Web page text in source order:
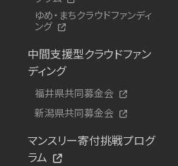
ゆめ・まちクラウドファンディ
ング
中間支援型クラウドファン
ディング
福井県共同募金会
新潟県共同募金会
マンスリー寄付挑戦プログ
ラム